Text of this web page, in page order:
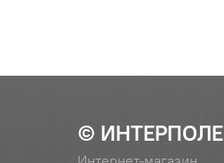
© ИНТЕРПОЛЕ